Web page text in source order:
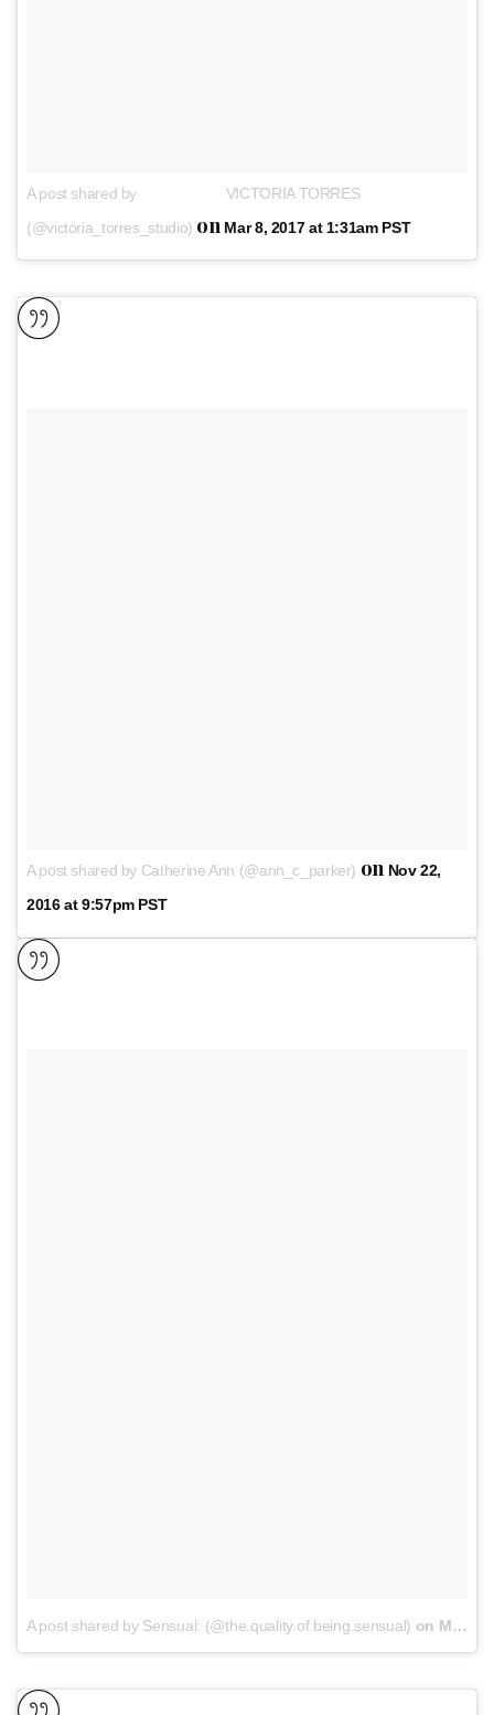
A post shared by ⠀⠀⠀⠀⠀⠀⠀⠀VICTORIA TORRES
(@victoria_torres_studio) on Mar 8, 2017 at 1:31am PST
A post shared by Catherine Ann (@ann_c_parker) on Nov 22,
2016 at 9:57pm PST
A post shared by Sensual: (@the.quality.of.being.sensual) on Mar 7, 2017 at 3:07pm PST